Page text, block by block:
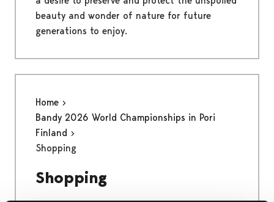
beauty and wonder of nature for future
generations to enjoy.
Home
Bandy 2026 World Championships in Pori
Finland
Shopping
Shopping